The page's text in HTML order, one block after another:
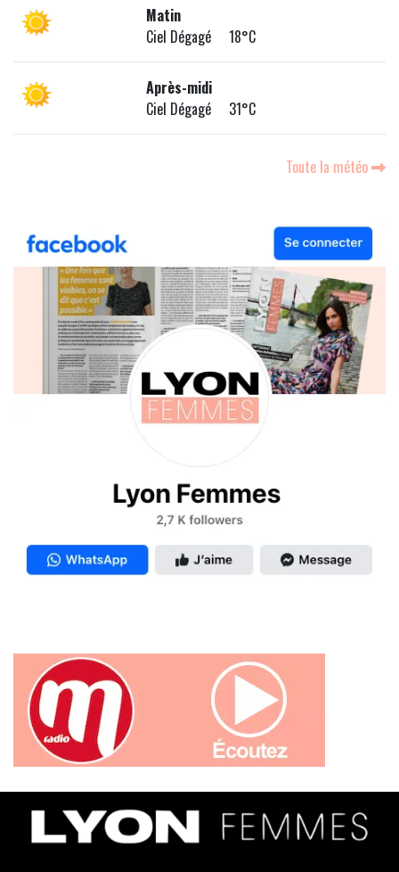
Matin
Ciel Dégagé 18°C
Après-midi
Ciel Dégagé 31°C
Toute la météo